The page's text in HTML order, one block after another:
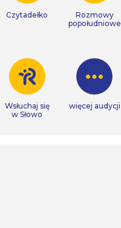
Czytadełko
Rozmowy
popołudniowe
Wsłuchaj się
w Słowo
więcej audycji